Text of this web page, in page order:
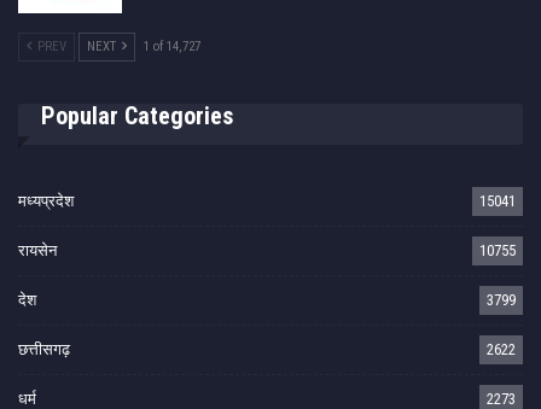
PREV NEXT 1 of 14,727
Popular Categories
मध्यप्रदेश 15041
रायसेन 10755
देश 3799
छत्तीसगढ़ 2622
धर्म 2273